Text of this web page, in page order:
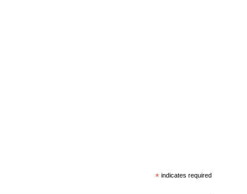
* indicates required